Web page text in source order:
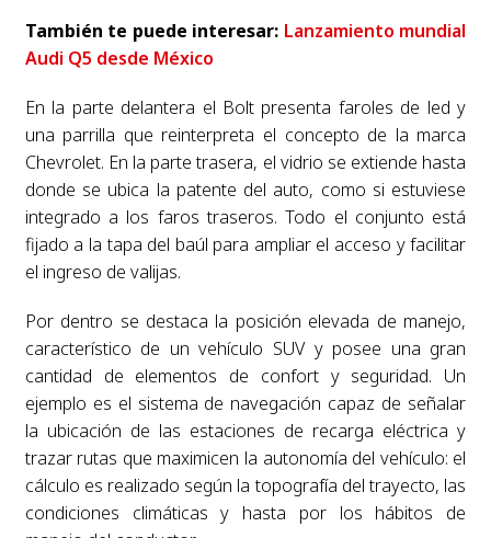
También te puede interesar: Lanzamiento mundial
Audi Q5 desde México
En la parte delantera el Bolt presenta faroles de led y
una parrilla que reinterpreta el concepto de la marca
Chevrolet. En la parte trasera, el vidrio se extiende hasta
donde se ubica la patente del auto, como si estuviese
integrado a los faros traseros. Todo el conjunto está
fijado a la tapa del baúl para ampliar el acceso y facilitar
el ingreso de valijas.
Por dentro se destaca la posición elevada de manejo,
característico de un vehículo SUV y posee una gran
cantidad de elementos de confort y seguridad. Un
ejemplo es el sistema de navegación capaz de señalar
la ubicación de las estaciones de recarga eléctrica y
trazar rutas que maximicen la autonomía del vehículo: el
cálculo es realizado según la topografía del trayecto, las
condiciones climáticas y hasta por los hábitos de